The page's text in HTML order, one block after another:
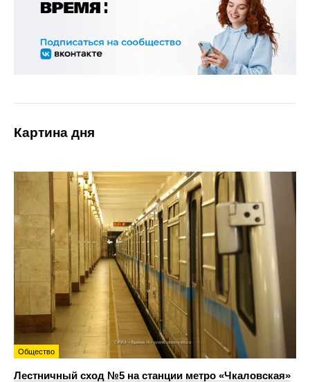
Картина дня
Общество
Лестничный сход №5 на станции метро «Чкаловская»